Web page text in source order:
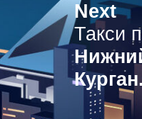
Next
Такси
Курган.